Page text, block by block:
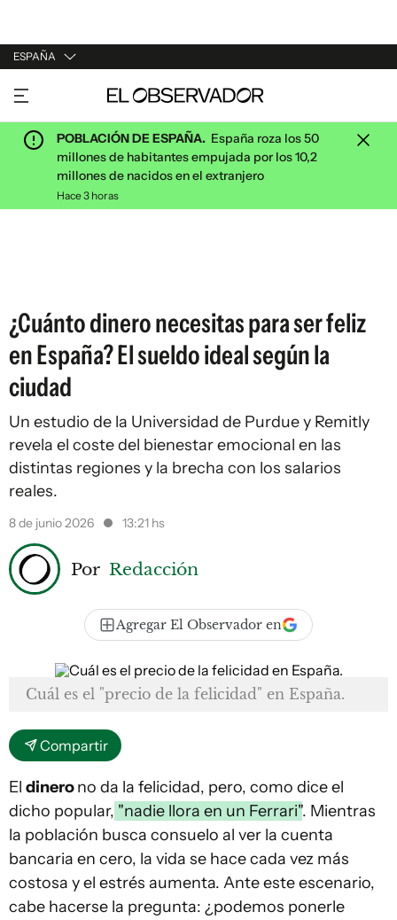
ESPAÑA
URUGUAY
ARGENTINA
ESPAÑA
ESTADOS UNIDOS
POBLACIÓN DE ESPAÑA. España roza los 50
millones de habitantes empujada por los 10,2
millones de nacidos en el extranjero
Hace 3 horas
¿Cuánto dinero necesitas para ser feliz
en España? El sueldo ideal según la
ciudad
Un estudio de la Universidad de Purdue y Remitly
revela el coste del bienestar emocional en las
distintas regiones y la brecha con los salarios
reales.
8 de junio 2026 13:21 hs
Por Redacción
Agregar El Observador en
Cuál es el "precio de la felicidad" en España.
Compartir
El dinerono da la felicidad, pero, como dice el
dicho popular, "nadie llora en un Ferrari". Mientras
la población busca consuelo al ver la cuenta
bancaria en cero, la vida se hace cada vez más
costosa y el estrés aumenta. Ante este escenario,
cabe hacerse la pregunta: ¿podemos ponerle